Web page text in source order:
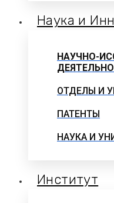
Наука и
НАУЧНО-
ОТДЕЛЫ И
ПАТЕНТЫ
НАУКА И
Институт